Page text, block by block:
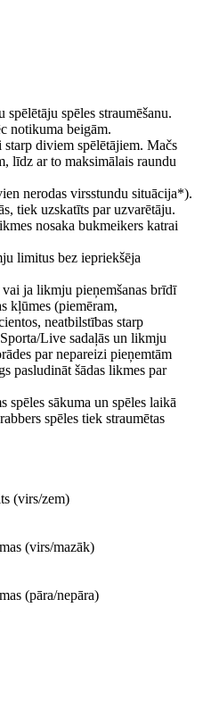
spēles straumēšanu.
notikuma beigām.
diviem spēlētājiem. Mačs
līdz ar to maksimālais raundu
nerodas virsstundu situācija*).
tiek uzskatīts par uzvarētāju.
nosaka bukmeikers katrai
limitus bez iepriekšēja
ja likmju pieņemšanas brīdī
kļūmes (piemēram,
neatbilstības starp
Live sadaļās un likmju
par nepareizi pieņemtām
pasludināt šādas likmes par
spēles sākuma un spēles laikā
spēles tiek straumētas
(virs/zem)
(virs/mazāk)
(pāra/nepāra)